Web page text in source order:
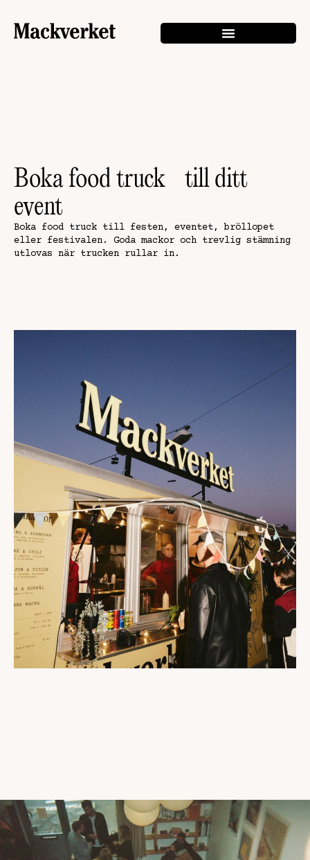
Boka food truck till ditt
event
Boka food truck till festen, eventet, bröllopet
eller festivalen. Goda mackor och trevlig stämning
utlovas när trucken rullar in.